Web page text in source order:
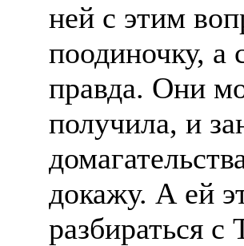
ней с этим
поодиночку, а
правда. Они
получила, и
докажу. А ей
разбираться